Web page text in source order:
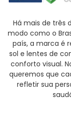
Há mais de três
modo como o
país, a marca é
sol e lentes de
conforto visual.
queremos que
refletir sua